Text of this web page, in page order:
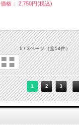
価格： 2,750円(税込)
1 / 3ページ（全54件）
1 2 3